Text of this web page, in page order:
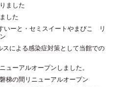
ました
した
いーと・セミスイートやまびこ リ
スによる感染症対策として当館での
ューアルオープンしました。
梯の間リニューアルオープン